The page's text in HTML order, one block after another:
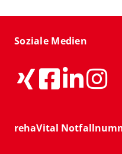
Soziale Medien
rehaVital